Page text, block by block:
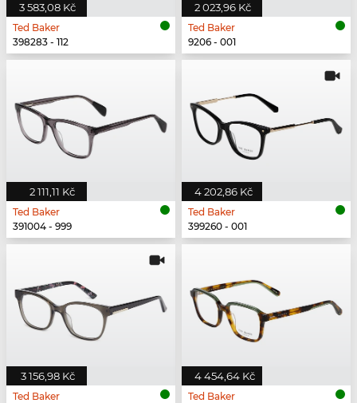
3 583,08 Kč
Ted Baker
398283 - 112
2 023,96 Kč
Ted Baker
9206 - 001
2 111,11 Kč
Ted Baker
391004 - 999
4 202,86 Kč
Ted Baker
399260 - 001
3 156,98 Kč
Ted Baker
4 454,64 Kč
Ted Baker